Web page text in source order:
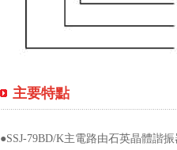
主要特點
●SSJ-79BD/K主電路由石英晶體諧